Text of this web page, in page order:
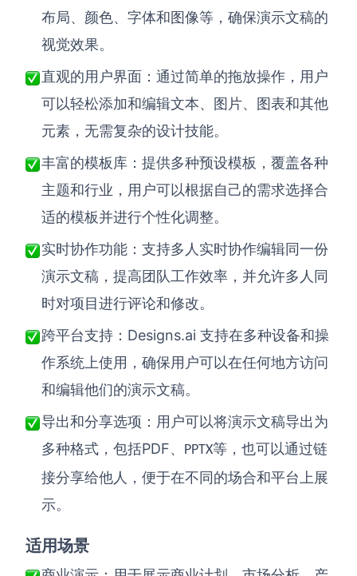
布局、颜色、字体和图像等，确保演示文稿的
视觉效果。
直观的用户界面 ： 通过简单的拖放操作，用户
可以轻松添加和编辑文本、图片、图表和其他
元素，无需复杂的设计技能。
丰富的模板库 ： 提供多种预设模板，覆盖各种
主题和行业，用户可以根据自己的需求选择合
适的模板并进行个性化调整。
实时协作功能 ： 支持多人实时协作编辑同一份
演示文稿，提高团队工作效率，并允许多人同
时对项目进行评论和修改。
跨平台支持 ： Designs.ai 支持在多种设备和操
作系统上使用，确保用户可以在任何地方访问
和编辑他们的演示文稿。
导出和分享选项 ： 用户可以将演示文稿导出为
多种格式，包括PDF、 PPTX等，也可以通过链
接分享给他人，便于在不同的场合和平台上展
示。
适用场景